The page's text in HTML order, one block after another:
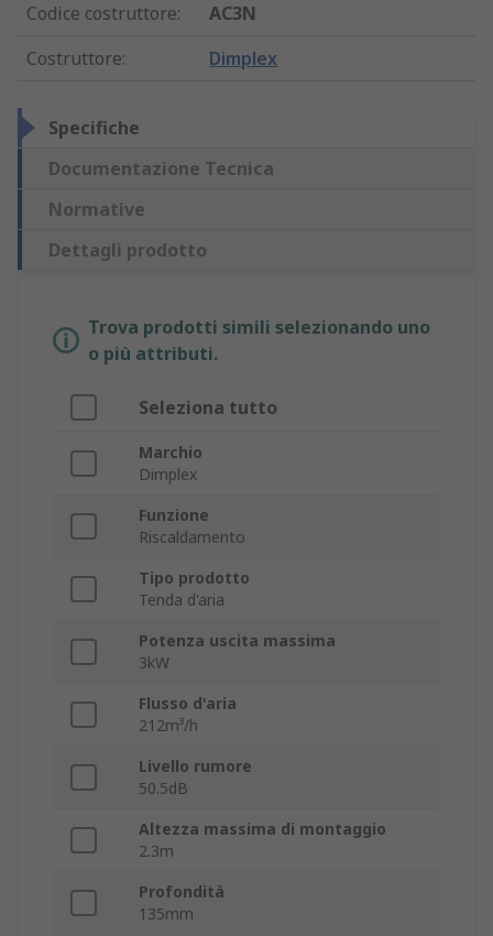
Codice costruttore:
AC3N
Costruttore: Dimplex
Specifiche
Documentazione Tecnica
Normative
Dettagli prodotto
Trova prodotti simili selezionando uno
o più attributi.
Seleziona tutto
Marchio
Dimplex
Funzione
Riscaldamento
Tipo prodotto
Tenda d'aria
Potenza uscita massima
3kW
Flusso d'aria
212m³/h
Livello rumore
50.5dB
Altezza massima di montaggio
2.3m
Profondità
135mm